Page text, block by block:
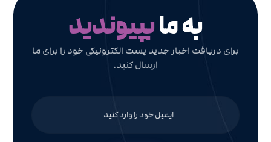
به مابپیوندید
برای دریافت اخبار جدید پست الکترونیکی خود را برای ما
ارسال کنید.